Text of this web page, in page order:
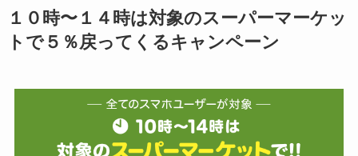
１０時〜１４時は対象のスーパーマーケッ
トで５％戻ってくるキャンペーン